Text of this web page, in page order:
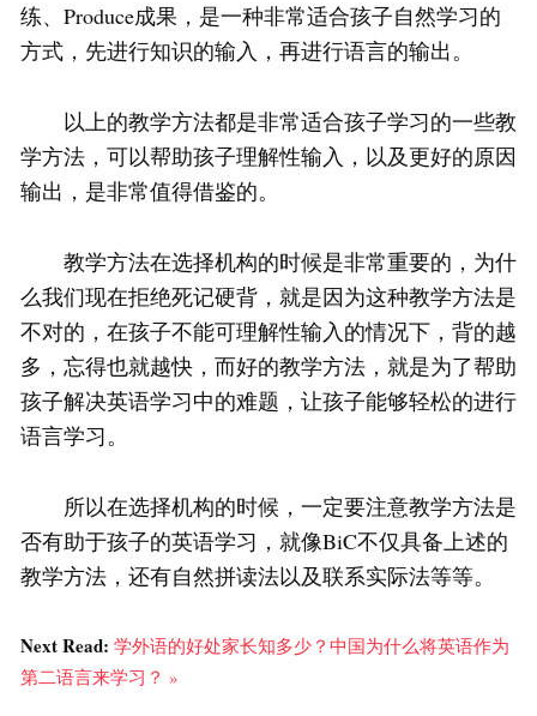
练、Produce成果，是一种非常适合孩子自然学习的
方式，先进行知识的输入，再进行语言的输出。
以上的教学方法都是非常适合孩子学习的一些教
学方法，可以帮助孩子理解性输入，以及更好的原因
输出，是非常值得借鉴的。
教学方法在选择机构的时候是非常重要的，为什
么我们现在拒绝死记硬背，就是因为这种教学方法是
不对的，在孩子不能可理解性输入的情况下，背的越
多，忘得也就越快，而好的教学方法，就是为了帮助
孩子解决英语学习中的难题，让孩子能够轻松的进行
语言学习。
所以在选择机构的时候，一定要注意教学方法是
否有助于孩子的英语学习，就像BiC不仅具备上述的
教学方法，还有自然拼读法以及联系实际法等等。
Next Read: 学外语的好处家长知多少？中国为什么将英语作为
第二语言来学习？ »